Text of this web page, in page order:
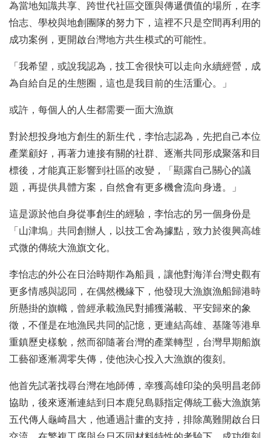
為當地知識共享、跨世代社區交匯與傳遞價值的場所，在李
怡志、學校與地創團隊的努力下，這裡不只是空間再利用的
成功案例，更開啟台灣地方共生模式的可能性。
「我希望，或說我認為，技工舍很快可以走向永續經營，成
為自給自足的生態圈，這也是我目前的生活重心。」
或許，每個人的人生都需要一面大漁旗
對於想投身地方創生的新生代，李怡志認為，先把自己本位
產業顧好，再著力連接有關的社群、逐漸共同形成聚落和目
標後，才能真正影響到社區的改變，「顯露自己關心的議
題，再提供具體方案，自然會有更多機會流向身邊。」
這是源於他自身從事創生的經驗，李怡志的另一個身份是
「山津塢」共同創辦人，以技工舍為據點，致力於復興高雄
式微的傳統大漁旗文化。
李怡志的外公在日治時期作為船員，讓他對海洋台灣史觀有
更多情感與認同，在偶然機緣下，他發現大漁旗漁船歸港時
所懸掛的旗幟，曾經承載漁民對捕獲滿載、平安歸來的象
徵，不僅是在地漁民共同的記憶，更連結高雄、基隆等港阜
重鎮歷史樣貌，然而卻隨著台灣的產業轉型，台灣早期船旗
工藝卻逐漸凋零失傳，使他決心投入大漁旗的復刻。
他首先試著找尋台灣在地師傅，幸獲高雄印染的吳明昌老師
協助，後來逐漸連結到日本鹿兒島縣指定傳統工藝大漁旗第
五代傳人龜崎昌大，他通過計畫的支持，排除萬難開啟台日